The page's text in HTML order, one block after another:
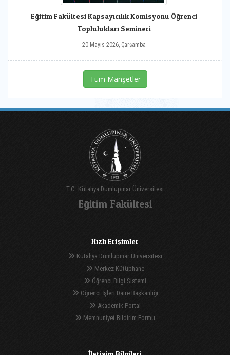
Eğitim Fakültesi Kapsayıcılık Komisyonu Öğrenci
Toplulukları Semineri
20 Mayıs 2026, Çarşamba
Tüm Manşetler
T.C. Kütahya Dumlupınar Üniversitesi
Eğitim Fakültesi
Hızlı Erişimler
Kütahya Dumlupınar Üniversitesi
Merkez Kütüphane
Öğrenci Bilgi Sistemi
Öğrenci İşleri Daire Başkanlığı
Akademik Portal
Memnuniyet Bildirim Formu